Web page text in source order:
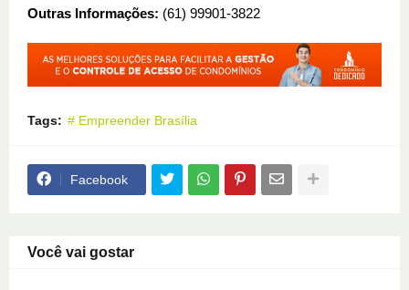
Outras Informações: (61) 99901-3822
Tags: # Empreender Brasília
Facebook
Você vai gostar